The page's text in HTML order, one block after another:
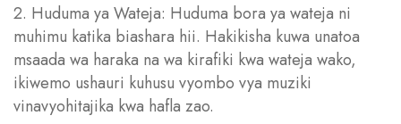
2. Huduma ya Wateja: Huduma bora ya wateja ni
muhimu katika biashara hii. Hakikisha kuwa unatoa
msaada wa haraka na wa kirafiki kwa wateja wako,
ikiwemo ushauri kuhusu vyombo vya muziki
vinavyohitajika kwa hafla zao.